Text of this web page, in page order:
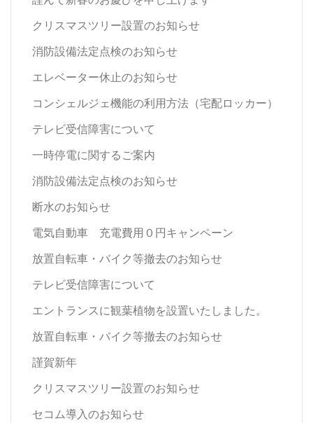
クリスマスツリー設置のお知らせ
消防設備法定点検のお知らせ
エレベーター休止のお知らせ
コンシェルジェ機能の利用方法（宅配ロッカー）
テレビ受信障害について
一時停電に関するご案内
消防設備法定点検のお知らせ
断水のお知らせ
電気自動車 充電費用０円キャンペーン
放置自転車・バイク等撤去のお知らせ
テレビ受信障害について
エントランスに観葉植物を設置いたしました。
放置自転車・バイク等撤去のお知らせ
謹賀新年
クリスマスツリー設置のお知らせ
セコム導入のお知らせ